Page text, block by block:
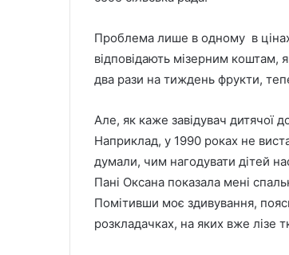
Проблема лише в одному в
відповідають мізерним коштам,
два рази на тиждень фрукти,
Але, як каже завідувач дитячої
Наприклад, у 1990 роках не
думали, чим нагодувати дітей
Пані Оксана показала мені
Помітивши моє здивування,
розкладачках, на яких вже лізе